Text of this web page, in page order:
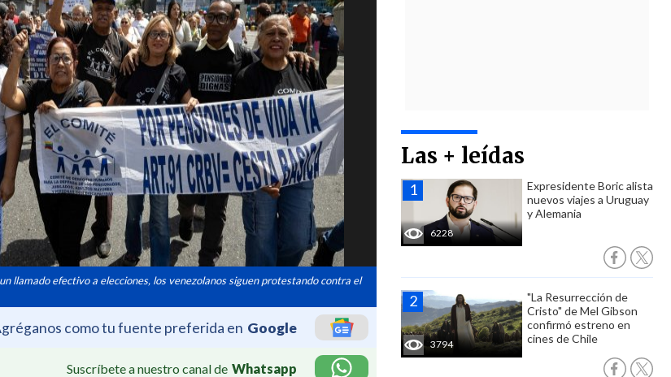
llamado efectivo a elecciones, los venezolanos siguen protestando contra el
como tu fuente preferida en Google
Suscríbete a nuestro canal de Whatsapp
Las + leídas
6228
Expresidente Boric alista
nuevos viajes a Uruguay
y Alemania
3794
"La Resurrección de
Cristo" de Mel Gibson
confirmó estreno en
cines de Chile